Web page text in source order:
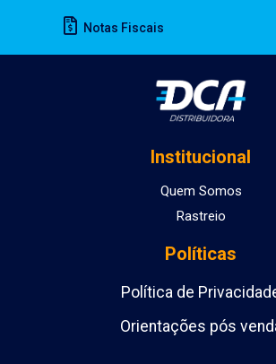
Notas Fiscais
Institucional
Quem Somos
Rastreio
Políticas
Política de
Orientações pós